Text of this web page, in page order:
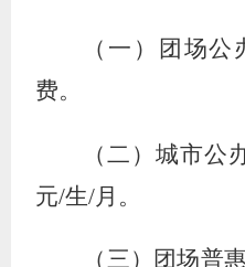
（一）团场
费。
（二）城市公
元/生/月。
（三）团场普